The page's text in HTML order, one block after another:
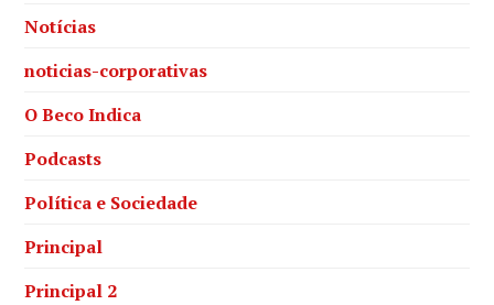
Notícias
noticias-corporativas
O Beco Indica
Podcasts
Política e Sociedade
Principal
Principal 2